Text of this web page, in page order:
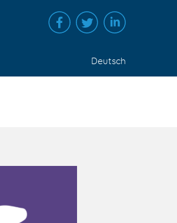
Deutsch